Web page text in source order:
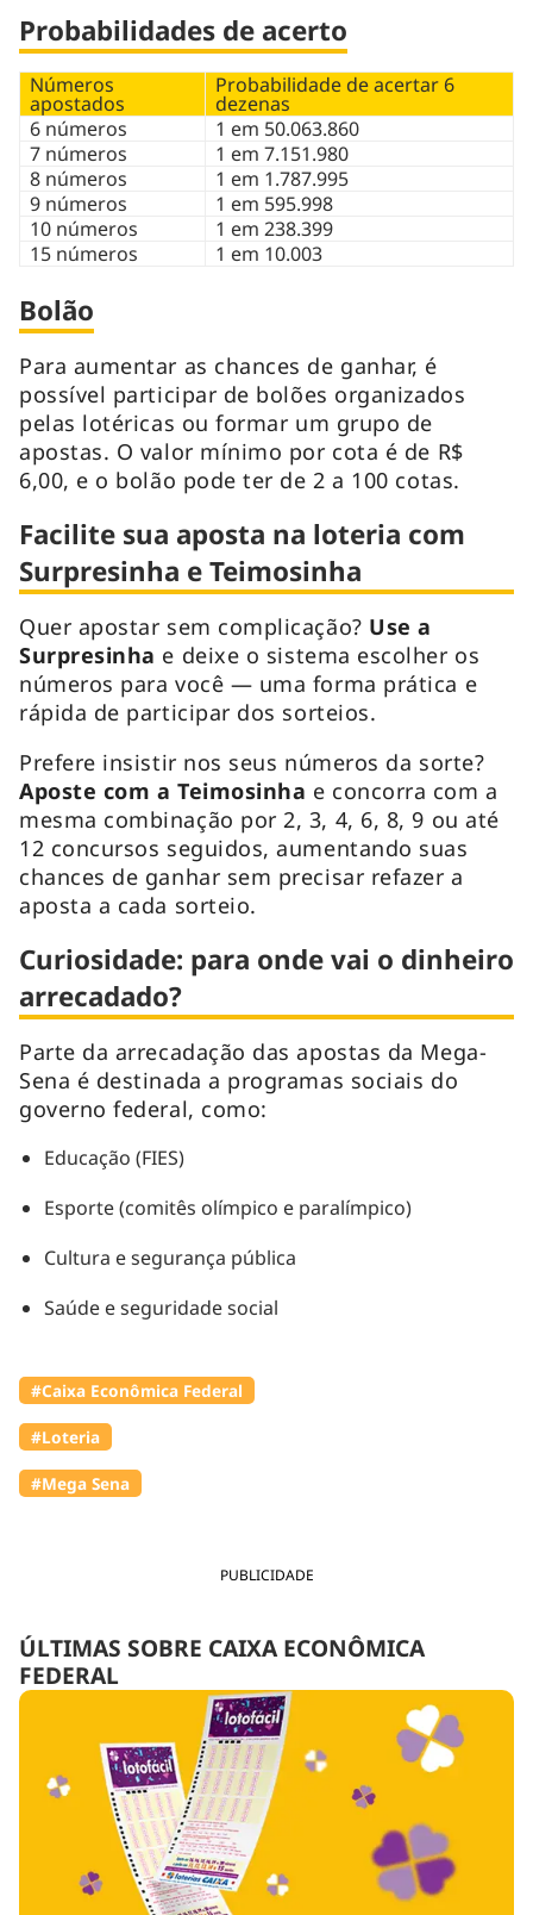
PUBLICIDADE
ÚLTIMAS SOBRE CAIXA ECONÔMICA
FEDERAL
Probabilidades de acerto
Números
apostados
Probabilidade de acertar 6
dezenas
6 números
1 em 50.063.860
7 números
1 em 7.151.980
8 números
1 em 1.787.995
9 números
1 em 595.998
10 números
1 em 238.399
15 números
1 em 10.003
Bolão
Para aumentar as chances de ganhar, é
possível participar de bolões organizados
pelas lotéricas ou formar um grupo de
apostas. O valor mínimo por cota é de R$
6,00, e o bolão pode ter de 2 a 100 cotas.
Facilite sua aposta na loteria com
Surpresinha e Teimosinha
Quer apostar sem complicação? Use a
Surpresinha e deixe o sistema escolher os
números para você — uma forma prática e
rápida de participar dos sorteios.
Prefere insistir nos seus números da sorte?
Aposte com a Teimosinha e concorra com a
mesma combinação por 2, 3, 4, 6, 8, 9 ou até
12 concursos seguidos, aumentando suas
chances de ganhar sem precisar refazer a
aposta a cada sorteio.
Curiosidade: para onde vai o dinheiro
arrecadado?
Parte da arrecadação das apostas da Mega-
Sena é destinada a programas sociais do
governo federal, como:
Educação (FIES)
Esporte (comitês olímpico e paralímpico)
Cultura e segurança pública
Saúde e seguridade social
#Caixa Econômica Federal
#Loteria
#Mega Sena